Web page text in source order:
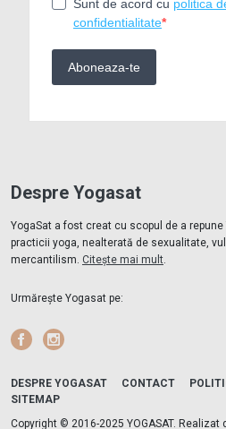
Despre Yogasat
YogaSat a fost creat cu scopul de a
practicii yoga, nealterată de sexualitate,
mercantilism. Citește mai mult
Urmărește Yogasat pe:
Facebook
DESPRE YOGASAT CONTACT
SITEMAP
Copyright © 2016-2025 YOGASAT. Realizat